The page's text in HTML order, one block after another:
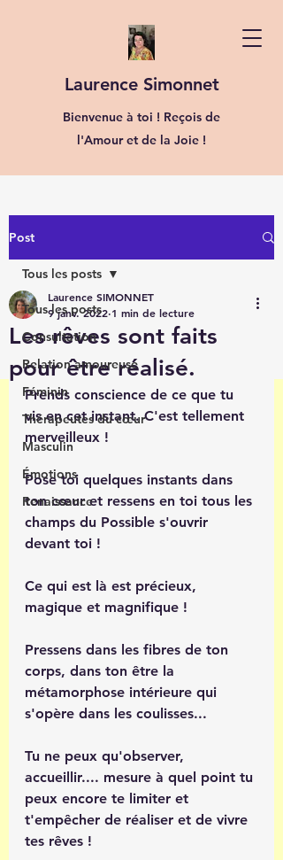
Laurence Simonnet
Bienvenue à toi ! Reçois de
l'Amour et de la Joie !
Post
Tous les posts
Consultation
Relation amoureuse
Féminin
Thérapeutes du cœur
Masculin
Émotions
Renaissance
Tous les posts
Les rêves sont faits
pour être réalisé.
Laurence SIMONNET
9 janv. 2022 1 min de lecture
Prends conscience de ce que tu
vis en cet instant. C'est tellement
merveilleux !
Pose toi quelques instants dans
ton cœur et ressens en toi tous les
champs du Possible s'ouvrir
devant toi !
Ce qui est là est précieux,
magique et magnifique !
Pressens dans les fibres de ton
corps, dans ton être la
métamorphose intérieure qui
s'opère dans les coulisses...
Tu ne peux qu'observer,
accueillir.... mesure à quel point tu
peux encore te limiter et
t'empêcher de réaliser et de vivre
tes rêves !